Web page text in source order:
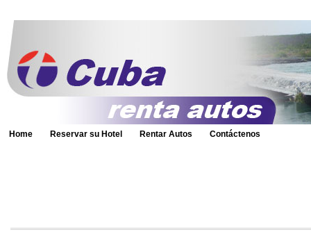
Home Reservar su Hotel Rentar Autos Contáctenos